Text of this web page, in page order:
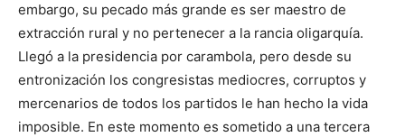
embargo, su pecado más grande es ser maestro de
extracción rural y no pertenecer a la rancia oligarquía.
Llegó a la presidencia por carambola, pero desde su
entronización los congresistas mediocres, corruptos y
mercenarios de todos los partidos le han hecho la vida
imposible. En este momento es sometido a una tercera